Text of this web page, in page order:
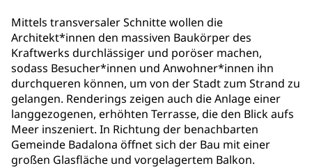
Mittels transversaler Schnitte wollen die
Architekt*innen den massiven Baukörper des
Kraftwerks durchlässiger und poröser machen,
sodass Besucher*innen und Anwohner*innen ihn
durchqueren können, um von der Stadt zum Strand zu
gelangen. Renderings zeigen auch die Anlage einer
langgezogenen, erhöhten Terrasse, die den Blick aufs
Meer inszeniert. In Richtung der benachbarten
Gemeinde Badalona öffnet sich der Bau mit einer
großen Glasfläche und vorgelagertem Balkon.